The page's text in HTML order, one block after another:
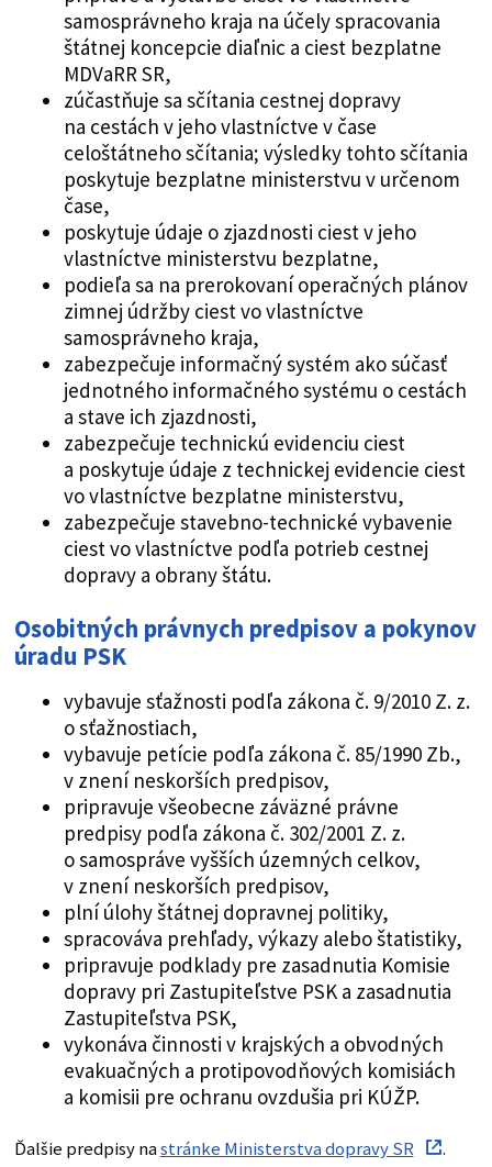
samosprávneho kraja na účely spracovania
štátnej koncepcie diaľnic a ciest bezplatne
MDVaRR SR,
zúčastňuje sa sčítania cestnej dopravy
na cestách v jeho vlastníctve v čase
celoštátneho sčítania; výsledky tohto sčítania
poskytuje bezplatne ministerstvu v určenom
čase,
poskytuje údaje o zjazdnosti ciest v jeho
vlastníctve ministerstvu bezplatne,
podieľa sa na prerokovaní operačných plánov
zimnej údržby ciest vo vlastníctve
samosprávneho kraja,
zabezpečuje informačný systém ako súčasť
jednotného informačného systému o cestách
a stave ich zjazdnosti,
zabezpečuje technickú evidenciu ciest
a poskytuje údaje z technickej evidencie ciest
vo vlastníctve bezplatne ministerstvu,
zabezpečuje stavebno-technické vybavenie
ciest vo vlastníctve podľa potrieb cestnej
dopravy a obrany štátu.
Osobitných právnych predpisov a pokynov
úradu PSK
vybavuje sťažnosti podľa zákona č. 9/2010 Z. z.
o sťažnostiach,
vybavuje petície podľa zákona č. 85/1990 Zb.,
v znení neskorších predpisov,
pripravuje všeobecne záväzné právne
predpisy podľa zákona č. 302/2001 Z. z.
o samospráve vyšších územných celkov,
v znení neskorších predpisov,
plní úlohy štátnej dopravnej politiky,
spracováva prehľady, výkazy alebo štatistiky,
pripravuje podklady pre zasadnutia Komisie
dopravy pri Zastupiteľstve PSK a zasadnutia
Zastupiteľstva PSK,
vykonáva činnosti v krajských a obvodných
evakuačných a protipovodňových komisiách
a komisii pre ochranu ovzdušia pri KÚŽP.
Ďalšie predpisy nastránke Ministerstva dopravy SR .